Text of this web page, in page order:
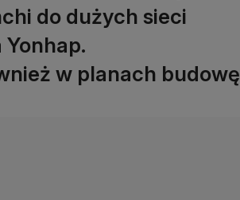
do dużych sieci
w planach budowę